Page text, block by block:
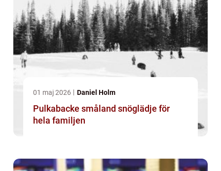
01 maj 2026 Daniel Holm
Pulkabacke småland snöglädje för
hela familjen